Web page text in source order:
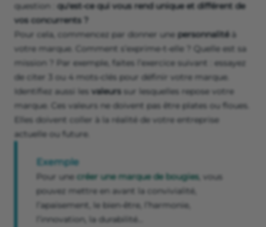
question :
qu'est-ce qui vous rend unique et différent de
vos concurrents ?
Pour cela, commencez par donner une personnalité à
votre marque. Comment s’exprime-t-elle ? Quelle est sa
mission ? Par exemple, faites l’exercice suivant : essayez
de citer 3 ou 4 mots-clés pour définir votre marque.
Identifiez aussi les valeurs sur lesquelles repose votre
marque. Ces valeurs ne doivent pas être plates ou floues.
Elles doivent coller à la réalité de votre entreprise
actuelle ou future.
Exemple
Pour une créer une marque de bougies, vous
pouvez mettre en avant la convivialité,
l’apaisement, le bien-être, l’harmonie,
l’innovation, la durabilité…